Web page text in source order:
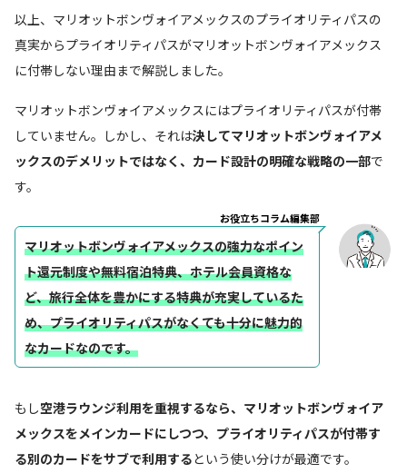
以上、マリオットボンヴォイアメックスのプライオリティパスの
真実からプライオリティパスがマリオットボンヴォイアメックス
に付帯しない理由まで解説しました。
マリオットボンヴォイアメックスにはプライオリティパスが付帯
していません。しかし、それは決してマリオットボンヴォイアメ
ックスのデメリットではなく、カード設計の明確な戦略の一部で
す。
お役立ちコラム編集部
マリオットボンヴォイアメックスの強力なポイン
ト還元制度や無料宿泊特典、ホテル会員資格な
ど、旅行全体を豊かにする特典が充実しているた
め、プライオリティパスがなくても十分に魅力的
なカードなのです。
もし空港ラウンジ利用を重視するなら、マリオットボンヴォイア
メックスをメインカードにしつつ、プライオリティパスが付帯す
る別のカードをサブで利用するという使い分けが最適です。